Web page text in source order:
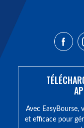
Avec EasyBourse,
et efficace pour